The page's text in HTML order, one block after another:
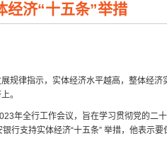
经济“十五条”举措
规律指示，实体经济水平越高，整体经
。
年全行工作会议，旨在学习贯彻党的二
行支持实体经济“十五条” 举措，他表示